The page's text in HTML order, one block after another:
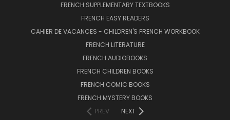
FRENCH SUPPLEMENTARY TEXTBOOKS
FRENCH EASY READERS
CAHIER DE VACANCES - CHILDREN'S FRENCH WORKBOOK
FRENCH LITERATURE
FRENCH AUDIOBOOKS
FRENCH CHILDREN BOOKS
FRENCH COMIC BOOKS
FRENCH MYSTERY BOOKS
PREV
NEXT